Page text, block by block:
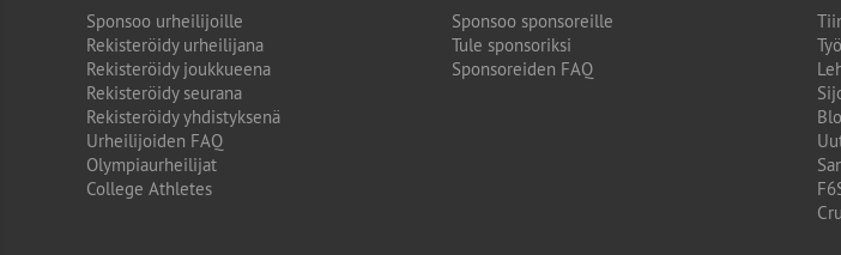
Sponsoo urheilijoille
Rekisteröidy urheilijana
Rekisteröidy joukkueena
Rekisteröidy seurana
Rekisteröidy yhdistyksenä
Urheilijoiden FAQ
Olympiaurheilijat
College Athletes
Sponsoo sponsoreille
Tule sponsoriksi
Sponsoreiden FAQ